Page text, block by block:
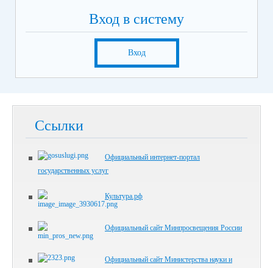
Вход в систему
Вход
Ссылки
Официальный интернет-портал
государственных услуг
Культура.рф
Официальный сайт Минпросвещения России
Официальный сайт Министерства науки и